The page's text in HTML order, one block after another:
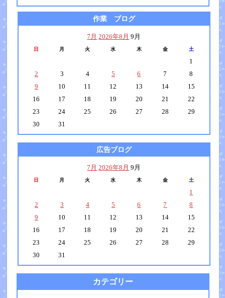
作業 ブログ
7月 2026年8月 9月
日 月 火 水 木 金 土
1
2
3 4 5 6 7
8
9
10 11 12 13 14
15
16
17 18 19 20 21
22
23
24 25 26 27 28
29
30
31
広告ブログ
7月 2026年8月 9月
日 月 火 水 木 金 土
1
2
3 4 5 6 7
8
9
10 11 12 13 14
15
16
17 18 19 20 21
22
23
24 25 26 27 28
29
30
31
カテゴリー